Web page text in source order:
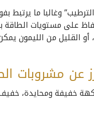
وغالبا ما
على مستويات الطاقة
أو القليل من الليمون
عن مشروبات
نكهة خفيفة ومحايدة،